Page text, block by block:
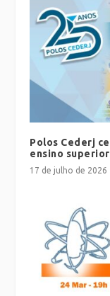
Polos Cederj
ensino
17 de julho de 2026